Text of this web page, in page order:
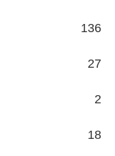
136
27
2
18